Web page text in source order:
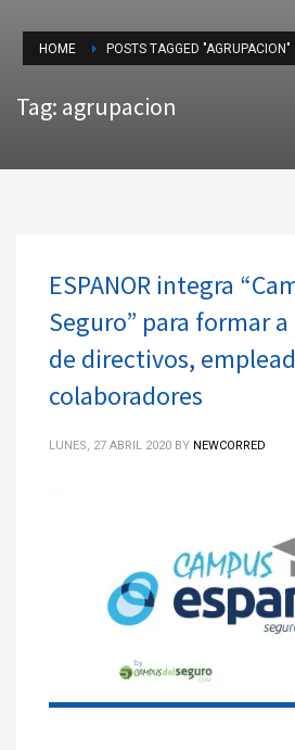
HOME POSTS TAGGED "AGRUPACION"
Tag: agrupacion
ESPANOR integra
Seguro” para formar
de directivos,
colaboradores
LUNES, 27 ABRIL 2020 BY NEWCORRED